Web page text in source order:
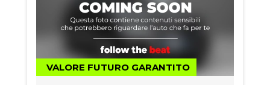
VALORE FUTURO GARANTITO